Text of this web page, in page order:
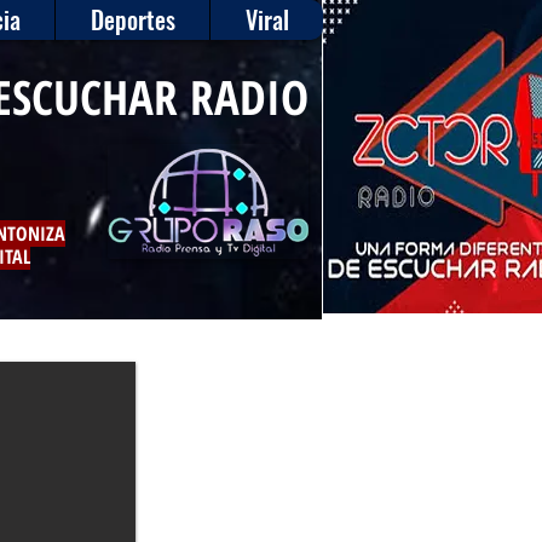
Deportes Viral
RADIO